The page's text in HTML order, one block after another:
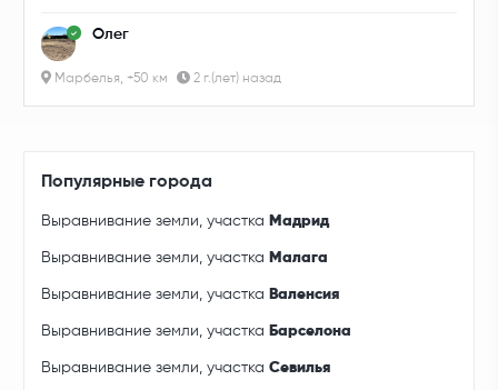
Олег
Марбелья, +50 км 2 г.(лет) назад
Популярные города
Выравнивание земли, участка Мадрид
Выравнивание земли, участка Малага
Выравнивание земли, участка Валенсия
Выравнивание земли, участка Барселона
Выравнивание земли, участкаСевилья